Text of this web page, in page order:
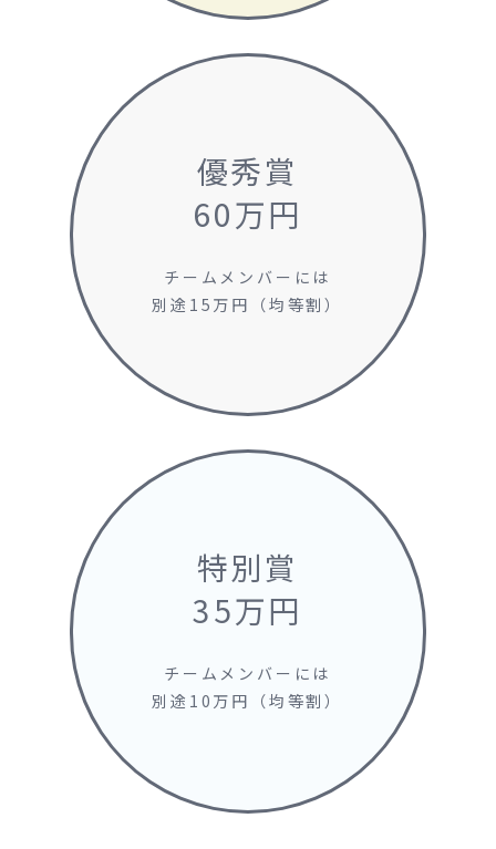
優秀賞
60万円
チームメンバーには
別途15万円（均等割）
特別賞
35万円
チームメンバーには
別途10万円（均等割）